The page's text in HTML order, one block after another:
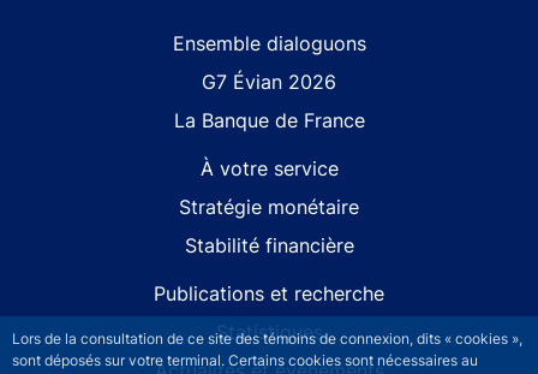
Lors de la consultation de ce site des témoins de connexion, dits « cookies »,
sont déposés sur votre terminal. Certains cookies sont nécessaires au
Ensemble dialoguons
G7 Évian 2026
La Banque de France
À votre service
Stratégie monétaire
Stabilité financière
Publications et recherche
Statistiques